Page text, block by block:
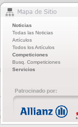
Noticias
Todas las Noticias
Artículos
Todos los Artículos
Competiciones
Busq. Competiciones
Servicios